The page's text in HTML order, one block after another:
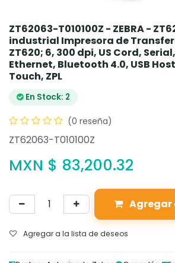
ZT62063-T010100Z - ZEBRA -
industrial Impresora de
ZT620; 6, 300 dpi, US Cord,
Ethernet, Bluetooth 4.0, USB
Touch, ZPL
En Stock: 2
(0 reseña)
ZT62063-T010100Z
MXN $ 83,200.32
Agregar
Agregar a la lista de deseos